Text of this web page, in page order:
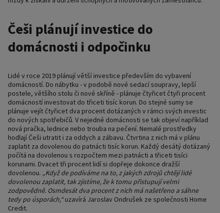
Češi plánují investice do
domácnosti i odpočinku
Lidé v roce 2019 plánují větší investice především do vybavení
domácností. Do nábytku - v podobě nové sedací soupravy, lepší
postele, většího stolu či nové skříně - plánuje čtyřicet čtyři procent
domácností investovat do třiceti tisíc korun. Do stejné sumy se
plánuje vejít čtyřicet dva procent dotázaných v rámci svých investic
do nových spotřebičů. V nejedné domácnosti se tak objeví například
nová pračka, lednice nebo trouba na pečení. Nemalé prostředky
hodlají Češi utratit i za oddych a zábavu. Čtvrtina z nich má v plánu
zaplatit za dovolenou do patnácti tisíc korun. Každý desátý dotázaný
počítá na dovolenou s rozpočtem mezi patnácti a třiceti tisíci
korunami. Dvacet tři procent lidí si dopřeje dokonce dražší
dovolenou. „Když de podíváme na to, z jakých zdrojů chtějí lidé
dovolenou zaplatit, tak zjistíme, že k tomu přistupují velmi
zodpovědně. Osmdesát dva procent z nich má našetřeno a sáhne
tedy po úsporách,“uzavírá Jaroslav Ondrušek ze společnosti Home
Credit.